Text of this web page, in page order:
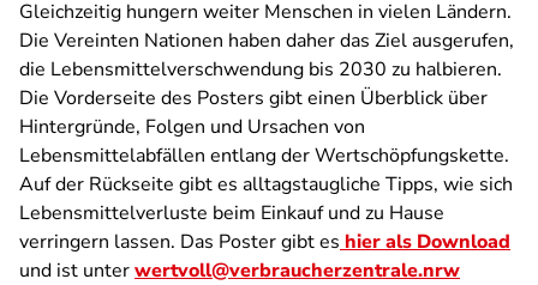
Gleichzeitig hungern weiter Menschen in vielen Ländern.
Die Vereinten Nationen haben daher das Ziel ausgerufen,
die Lebensmittelverschwendung bis 2030 zu halbieren.
Die Vorderseite des Posters gibt einen Überblick über
Hintergründe, Folgen und Ursachen von
Lebensmittelabfällen entlang der Wertschöpfungskette.
Auf der Rückseite gibt es alltagstaugliche Tipps, wie sich
Lebensmittelverluste beim Einkauf und zu Hause
verringern lassen. Das Poster gibt es hier als Download
und ist unterwertvoll@verbraucherzentrale.nrw